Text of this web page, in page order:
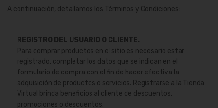
A continuación, detallamos los Términos y Condiciones:
REGISTRO DEL USUARIO O CLIENTE.
Para comprar productos en el sitio es necesario estar
registrado, completar los datos que se indican en el
formulario de compra con el fin de hacer efectiva la
adquisición de productos o servicios. Registrarse a la Tienda
Virtual brinda beneficios al cliente de descuentos,
promociones o descuentos.